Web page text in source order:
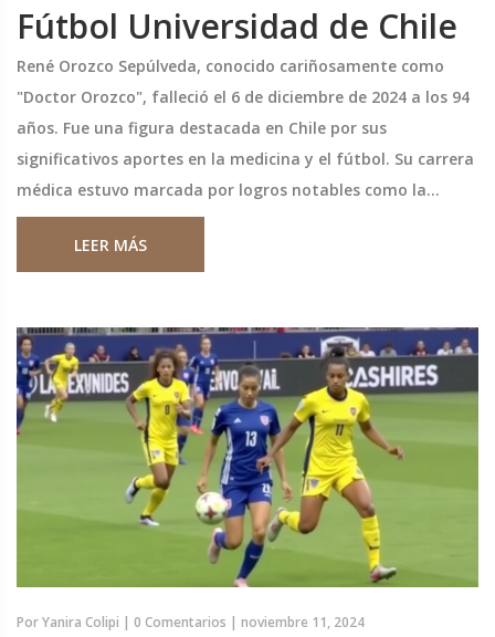
Fútbol Universidad de Chile
René Orozco Sepúlveda, conocido cariñosamente como
"Doctor Orozco", falleció el 6 de diciembre de 2024 a los 94
años. Fue una figura destacada en Chile por sus
significativos aportes en la medicina y el fútbol. Su carrera
médica estuvo marcada por logros notables como la
participación en el primer trasplante de riñón realizado en
Chile, mientras que en el fútbol lideró al Club Universidad
LEER MÁS
PorYanira Colipi | 0 Comentarios | noviembre 11, 2024